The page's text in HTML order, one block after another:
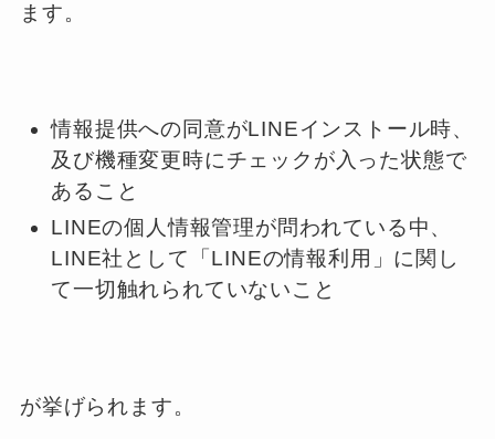
ます。
情報提供への同意がLINEインストール時、
及び機種変更時にチェックが入った状態で
あること
LINEの個人情報管理が問われている中、
LINE社として「LINEの情報利用」に関し
て一切触れられていないこと
が挙げられます。